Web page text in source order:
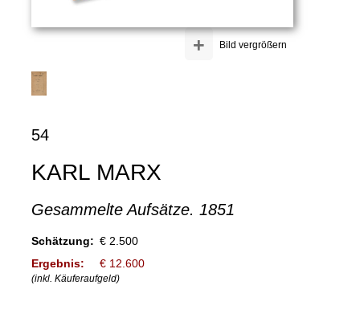
Bild vergrößern
+
54
KARL MARX
Gesammelte Aufsätze. 1851
Schätzung: € 2.500
Ergebnis:
€ 12.600
(inkl. Käuferaufgeld)